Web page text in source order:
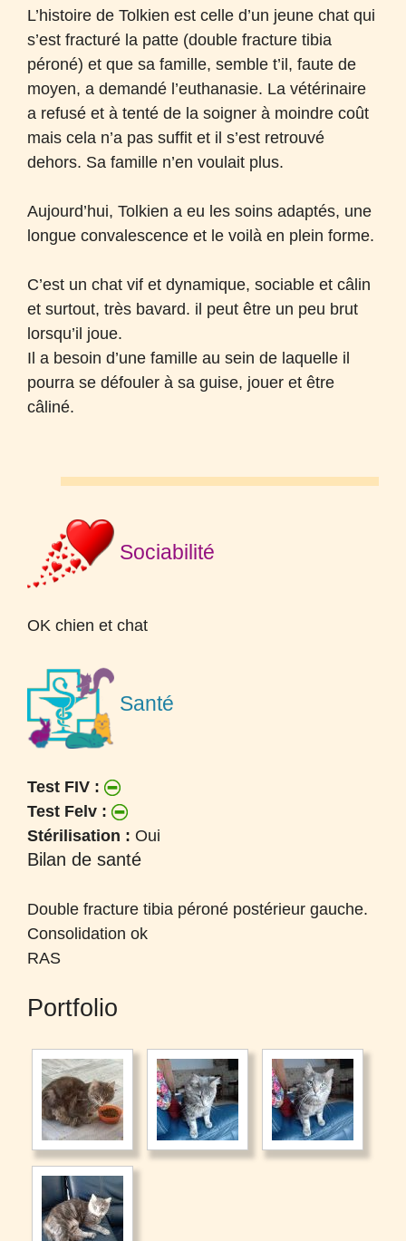
L’histoire de Tolkien est celle d’un jeune chat qui
s’est fracturé la patte (double fracture tibia
péroné) et que sa famille, semble t’il, faute de
moyen, a demandé l’euthanasie. La vétérinaire
a refusé et à tenté de la soigner à moindre coût
mais cela n’a pas suffit et il s’est retrouvé
dehors. Sa famille n’en voulait plus.
Aujourd’hui, Tolkien a eu les soins adaptés, une
longue convalescence et le voilà en plein forme.
C’est un chat vif et dynamique, sociable et câlin
et surtout, très bavard. il peut être un peu brut
lorsqu’il joue.
Il a besoin d’une famille au sein de laquelle il
pourra se défouler à sa guise, jouer et être
câliné.
Sociabilité
OK chien et chat
Santé
Test FIV :
Test Felv :
Stérilisation : Oui
Bilan de santé
Double fracture tibia péroné postérieur gauche.
Consolidation ok
RAS
Portfolio